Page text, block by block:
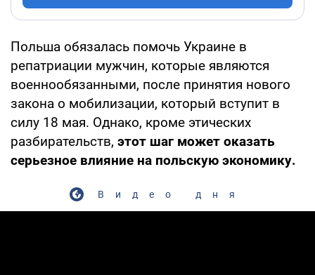
Польша обязалась помочь Украине в
репатриации мужчин, которые являются
военнообязанными, после принятия нового
закона о мобилизации, который вступит в
силу 18 мая. Однако, кроме этических
разбирательств, этот шаг может оказать
серьезное влияние на польскую экономику.
Видео дня